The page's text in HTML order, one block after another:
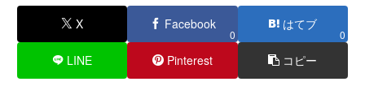
X Facebook
0
はてブ
0
LINE Pinterest コピー